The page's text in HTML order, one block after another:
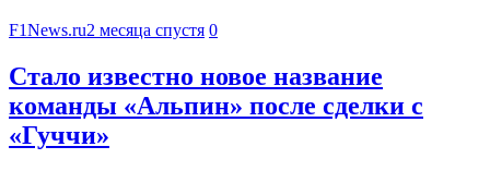
F1News.ru2 месяца спустя 0
Стало известно новое название
команды «Альпин» после сделки с
«Гуччи»